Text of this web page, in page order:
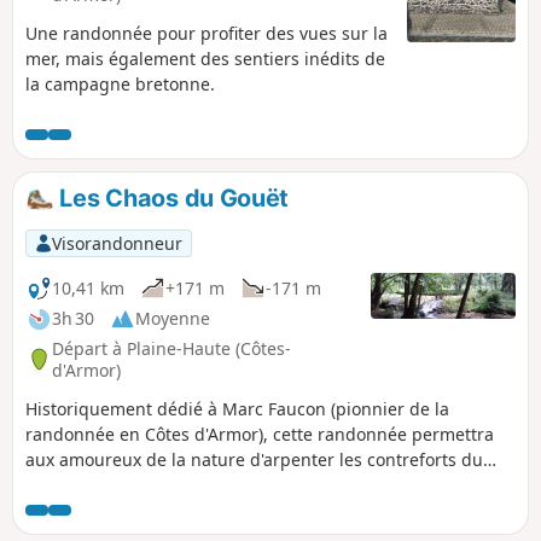
Une randonnée pour profiter des vues sur la
mer, mais également des sentiers inédits de
la campagne bretonne.
Les Chaos du Gouët
Visorandonneur
10,41 km
+171 m
-171 m
3h 30
Moyenne
Départ à Plaine-Haute (Côtes-
d'Armor)
Historiquement dédié à Marc Faucon (pionnier de la
randonnée en Côtes d'Armor), cette randonnée permettra
aux amoureux de la nature d'arpenter les contreforts du